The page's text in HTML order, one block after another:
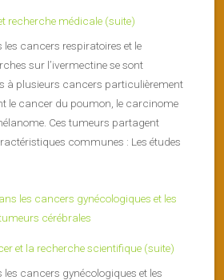
recherche médicale (suite)
les cancers respiratoires et le
sur l’ivermectine se sont
à plusieurs cancers particulièrement
le cancer du poumon, le carcinome
Ces tumeurs partagent
communes : Les études
et la recherche scientifique (suite)
les cancers gynécologiques et les